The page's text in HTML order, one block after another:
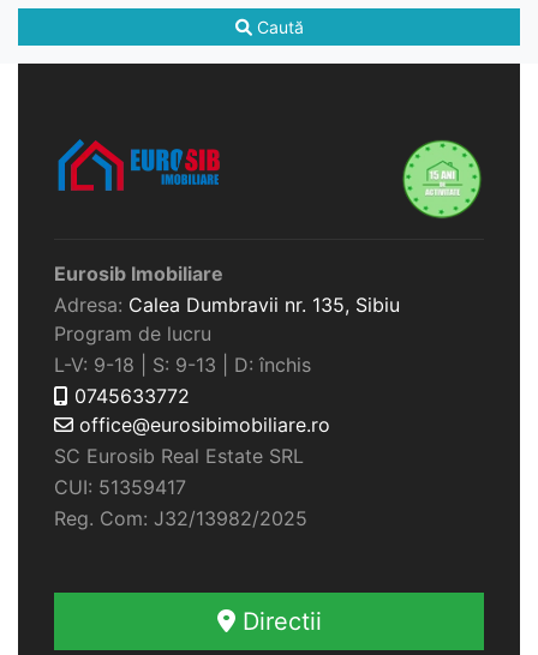
Caută
Eurosib Imobiliare
Adresa: Calea Dumbravii nr. 135, Sibiu
Program de lucru
L-V: 9-18 | S: 9-13 | D: închis
0745633772
office@eurosibimobiliare.ro
SC Eurosib Real Estate SRL
CUI: 51359417
Reg. Com: J32/13982/2025
Directii